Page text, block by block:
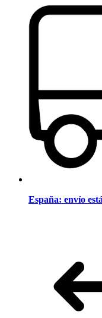
España: envío